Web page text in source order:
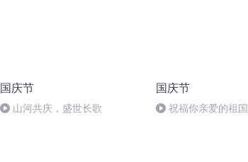
国庆节
山河共庆，盛世长歌
国庆节
祝福你亲爱的祖国